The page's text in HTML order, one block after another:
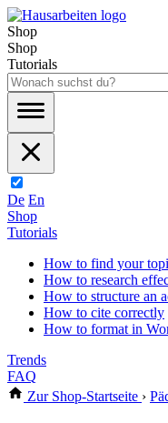
Shop
Shop
Tutorials
De En
Shop
Tutorials
How to find your
How to research
How to structure an
How to cite correctly
How to format in
Trends
FAQ
Zur Shop-Startseite ›